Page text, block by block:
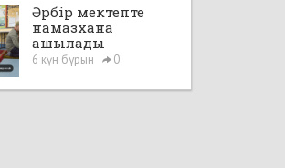
Әрбір мектепте
намазхана
ашылады
6 күн бұрын 0